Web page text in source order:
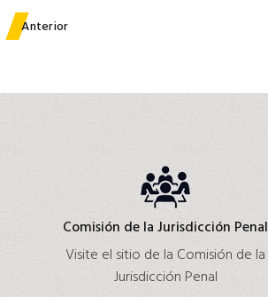
Anterior
Comisión de la Jurisdicción Penal
Visite el sitio de la Comisión de la
Jurisdicción Penal